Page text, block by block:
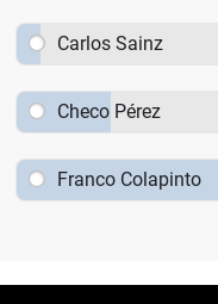
Carlos Sainz
Checo Pérez
Franco Colapinto